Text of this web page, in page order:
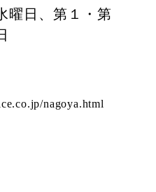
曜日、第１・第
nagoya.html